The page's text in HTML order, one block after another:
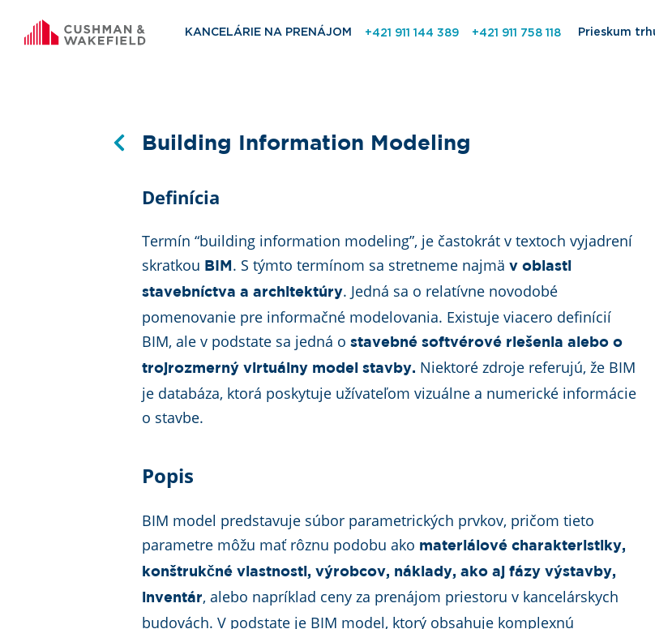
KANCELÁRIE NA PRENÁJOM +421 911 144 389 +421 911 758 118 Prieskum
Building Information Modeling
Definícia
Termín “building information modeling”, je častokrát v textoch vyjadrení
skratkou
BIM . S týmto termínom sa stretneme najmäv oblasti
stavebníctva a architektúry. Jedná sa o relatívne novodobé
pomenovanie pre informačné modelovania. Existuje viacero definícií
BIM, ale v podstate sa jedná ostavebné softvérové riešenia alebo o
trojrozmerný virtuálny model stavby. Niektoré zdroje referujú, že BIM
je databáza, ktorá poskytuje užívateľom vizuálne a numerické informácie
o stavbe.
Popis
BIM model predstavuje súbor parametrických prvkov, pričom tieto
parametre môžu mať rôznu podobu ako materiálové charakteristiky,
konštrukčné vlastnosti, výrobcov, náklady, ako aj fázy výstavby,
inventár, alebo napríklad ceny za prenájom priestoru v kancelárskych
budovách. V podstate je BIM model, ktorý obsahuje komplexnú